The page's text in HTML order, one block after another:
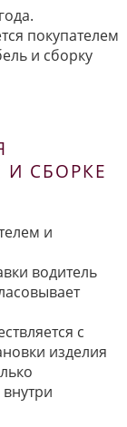
покупателем
и сборку
СБОРКЕ
и
водитель
с
изделия